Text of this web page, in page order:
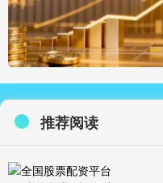
推荐阅读